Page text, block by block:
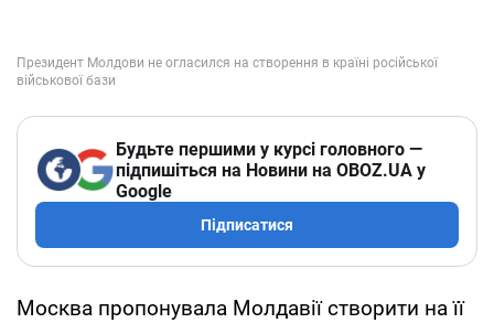
Будьте першими у курсі головного —
підпишіться на Новини на OBOZ.UA у
Google
Підписатися
Москва пропонувала Молдавії створити на її